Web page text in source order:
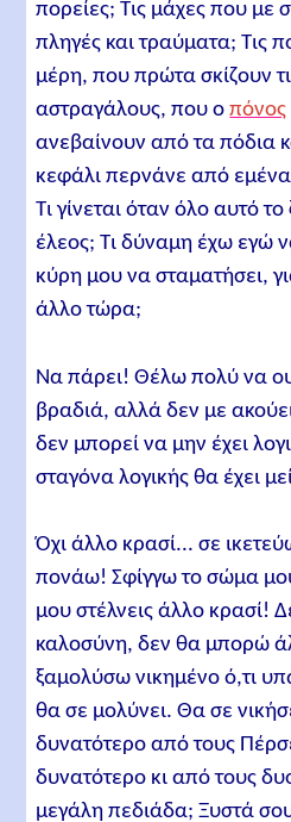
πορείες; Τις μάχες που με
πληγές και τραύματα; Τις
μέρη, που πρώτα σκίζουν
αστραγάλους, που οπόνος
ανεβαίνουν από τα πόδια
κεφάλι περνάνε από εμένα
Τι γίνεται όταν όλο αυτό
έλεος; Τι δύναμη έχω εγώ
κύρη μου να σταματήσει,
άλλο τώρα;
Να πάρει! Θέλω πολύ να
βραδιά, αλλά δεν με
δεν μπορεί να μην έχει
σταγόνα λογικής θα έχει
Όχι άλλο κρασί... σε
πονάω! Σφίγγω το σώμα
μου στέλνεις άλλο κρασί!
καλοσύνη, δεν θα μπορώ
ξαμολύσω νικημένο ό,τι
θα σε μολύνει. Θα σε
δυνατότερο από τους
δυνατότερο κι από τους
μεγάλη πεδιάδα; Ξυστά